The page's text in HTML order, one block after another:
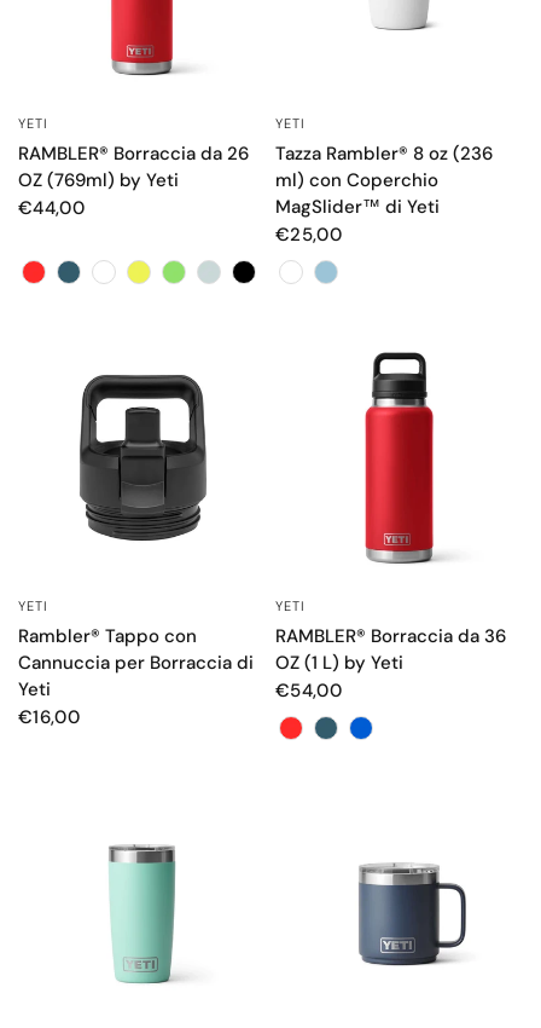
YETI
RAMBLER® Borraccia da 26
OZ (769ml) by Yeti
€44,00
Color
YETI
Tazza Rambler® 8 oz (236
ml) con Coperchio
MagSlider™ di Yeti
€25,00
Color
YETI
Rambler® Tappo con
Cannuccia per Borraccia di
Yeti
€16,00
YETI
RAMBLER® Borraccia da 36
OZ (1 L) by Yeti
€54,00
Color